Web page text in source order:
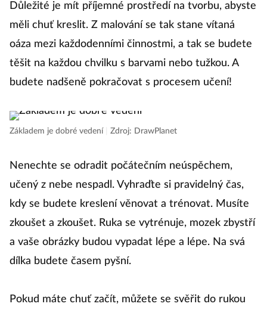
Důležité je mít příjemné prostředí na tvorbu, abyste
měli chuť kreslit. Z malování se tak stane vítaná
oáza mezi každodenními činnostmi, a tak se budete
těšit na každou chvilku s barvami nebo tužkou. A
budete nadšeně pokračovat s procesem učení!
Základem je dobré vedení Zdroj: DrawPlanet
Nenechte se odradit počátečním neúspěchem,
učený z nebe nespadl. Vyhraďte si pravidelný čas,
kdy se budete kreslení věnovat a trénovat. Musíte
zkoušet a zkoušet. Ruka se vytrénuje, mozek zbystří
a vaše obrázky budou vypadat lépe a lépe. Na svá
dílka budete časem pyšní.
Pokud máte chuť začít, můžete se svěřit do rukou